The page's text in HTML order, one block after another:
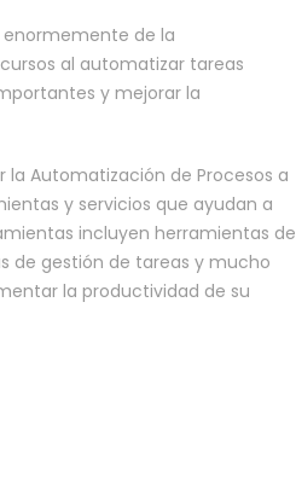
enormemente de la
al automatizar tareas
y mejorar la
Automatización de Procesos a
y servicios que ayudan a
incluyen herramientas de
de gestión de tareas y mucho
la productividad de su